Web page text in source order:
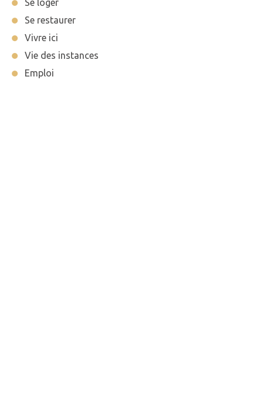
Se loger
Se restaurer
Vivre ici
Vie des instances
Emploi